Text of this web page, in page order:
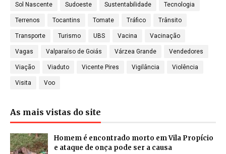
Sol Nascente Sudoeste Sustentabilidade Tecnologia
Terrenos Tocantins Tomate Tráfico Trânsito
Transporte Turismo UBS Vacina Vacinação
Vagas Valparaíso de Goiás Várzea Grande Vendedores
Viação Viaduto Vicente Pires Vigilância Violência
Visita Voo
As mais vistas do site
Homem é encontrado morto em Vila Propício
e ataque de onça pode ser a causa